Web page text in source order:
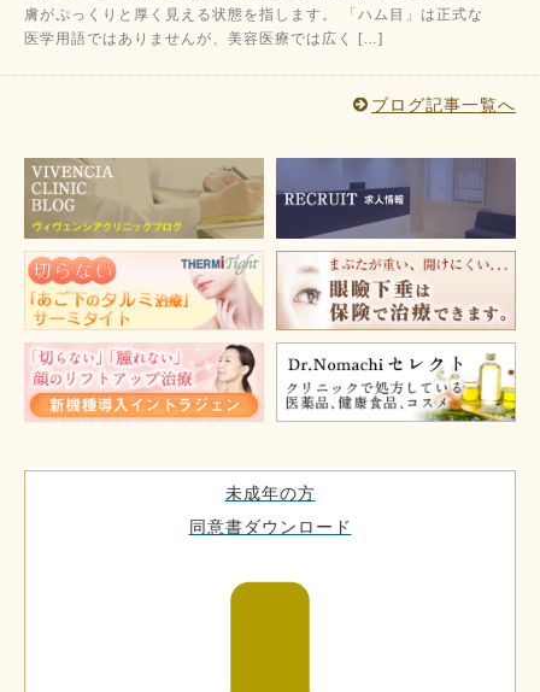
膚がぷっくりと厚く見える状態を指します。 「ハム目」は正式な
医学用語ではありませんが、美容医療では広く […]
ブログ記事一覧へ
未成年の方
同意書ダウンロード